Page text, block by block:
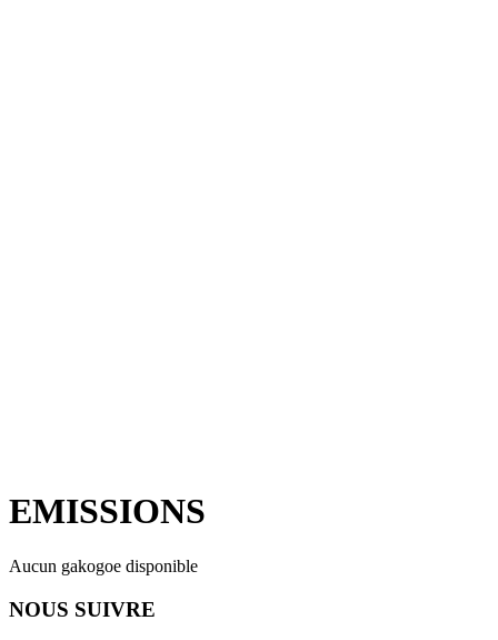
EMISSIONS
Aucun gakogoe disponible
NOUS SUIVRE